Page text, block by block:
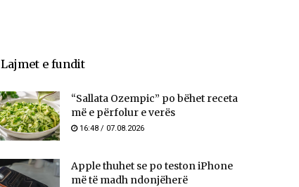
Lajmet e fundit
“Sallata Ozempic” po bëhet receta
më e përfolur e verës
16:48 / 07.08.2026
Apple thuhet se po teston iPhone
më të madh ndonjëherë